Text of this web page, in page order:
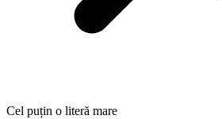
Cel puțin o literă mare